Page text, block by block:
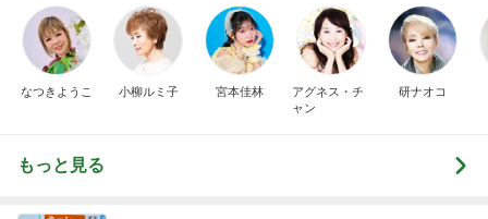
なつきようこ 小柳ルミ子 宮本佳林
アグネス・チ
ャン
研ナオコ
もっと見る